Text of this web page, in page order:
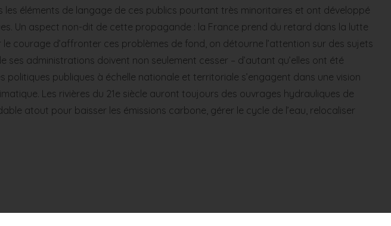
éléments de langage de ces publics pourtant très minoritaires et ont développé
Un aspect non-dit de cette propagande : la France prend du retard dans la lutte
courage d’affronter ces problèmes de fond, on détourne l’attention sur des sujets
administrations doivent non seulement cesser – d’autant qu’elles ont été
publiques à échelle nationale et territoriale s’engagent dans une vision
Les rivières du 21e siècle auront toujours des ouvrages hydrauliques de
atout pour baisser les émissions carbone, gérer le cycle de l’eau, relocaliser